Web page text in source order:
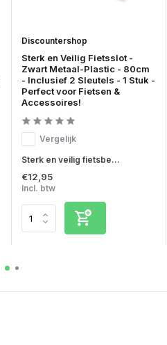
Discountershop
Sterk en Veilig Fietsslot -
Zwart Metaal-Plastic - 80cm
- Inclusief 2 Sleutels - 1 Stuk -
Perfect voor Fietsen &
Accessoires!
Vergelijk
Sterk en veilig fietsbe...
€12,95
Incl. btw